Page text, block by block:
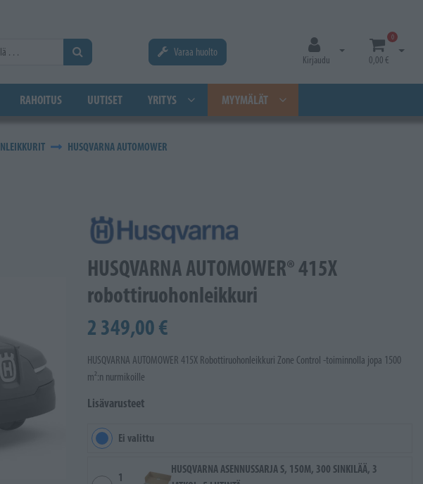
Varaa huolto
Kirjaudu
Avaa kirjautuminen
0
0,00 €
Avaa
RAHOITUS UUTISET YRITYS MYYMÄLÄT
HUSQVARNA AUTOMOWER
HUSQVARNA AUTOMOWER® 415X
robottiruohonleikkuri
2 349,00 €
HUSQVARNA AUTOMOWER 415X Robottiruohonleikkuri Zone Control -toiminnolla jopa 1500
m²:n nurmikoille
Lisävarusteet
Ei valittu
1
HUSQVARNA ASENNUSSARJA S, 150M, 300 SINKILÄÄ, 3